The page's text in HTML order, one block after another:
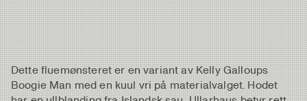
Dette fluemønsteret er en variant av Kelly Galloups
Boogie Man med en kuul vri på materialvalget. Hodet